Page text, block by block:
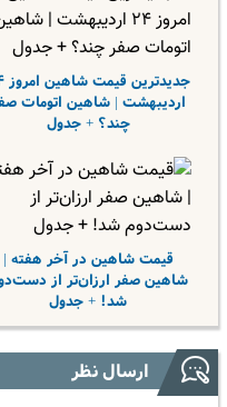
اردیبهشت | شاهین اتومات
چند؟ + جدول
قیمت شاهین در آخر هفته |
شاهین صفر ارزان‌تر از
شد! + جدول
ارسال نظر